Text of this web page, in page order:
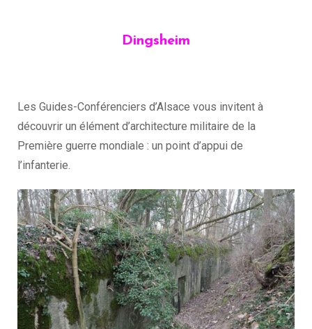
Dingsheim
Les Guides-Conférenciers d’Alsace vous invitent à
découvrir un élément d’architecture militaire de la
Première guerre mondiale : un point d’appui de
l’infanterie.